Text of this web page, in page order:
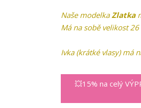
Naše modelkaZlatka
Má na sobě velikost 26
Ivka (krátké vlasy) má
💥15% na celý